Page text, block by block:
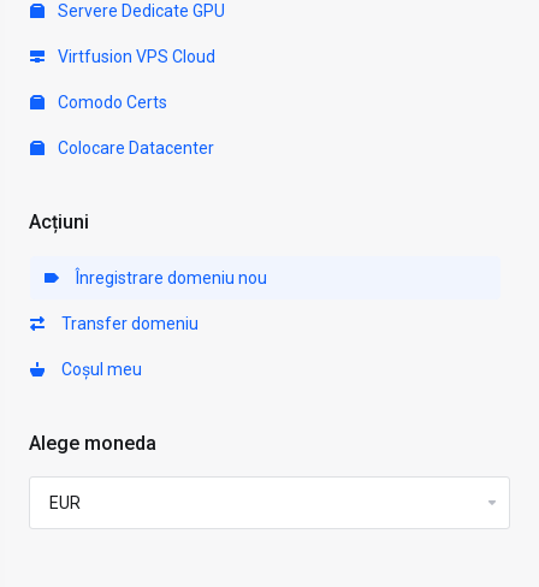
Servere Dedicate GPU
Virtfusion VPS Cloud
Comodo Certs
Colocare Datacenter
Acțiuni
Înregistrare domeniu nou
Transfer domeniu
Coșul meu
Alege moneda